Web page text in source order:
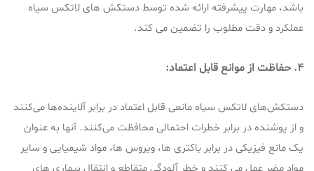
باشد، مهارت پیشرفته ارائه شده توسط دستکش های لاتکس سیاه
عملکرد و دقت مطلوب را تضمین می کند.
4. حفاظت از موانع قابل اعتماد:
دستکش‌های لاتکس سیاه مانعی قابل اعتماد در برابر آلاینده‌ها می‌کنند
و از پوشنده در برابر خطرات احتمالی محافظت می‌کنند. آنها به عنوان
یک مانع فیزیکی در برابر باکتری ها، ویروس ها، مواد شیمیایی و سایر